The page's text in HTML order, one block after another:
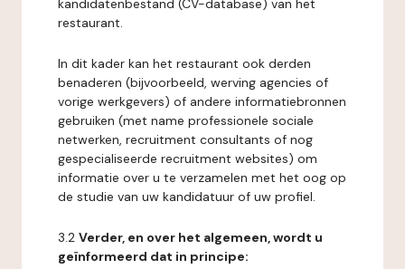
kandidatenbestand (CV-database) van het
restaurant.
In dit kader kan het restaurant ook derden
benaderen (bijvoorbeeld, werving agencies of
vorige werkgevers) of andere informatiebronnen
gebruiken (met name professionele sociale
netwerken, recruitment consultants of nog
gespecialiseerde recruitment websites) om
informatie over u te verzamelen met het oog op
de studie van uw kandidatuur of uw profiel.
3.2 Verder, en over het algemeen, wordt u
geïnformeerd dat in principe: